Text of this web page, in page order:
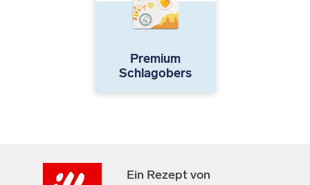
Premium
Schlagobers
Ein Rezept von